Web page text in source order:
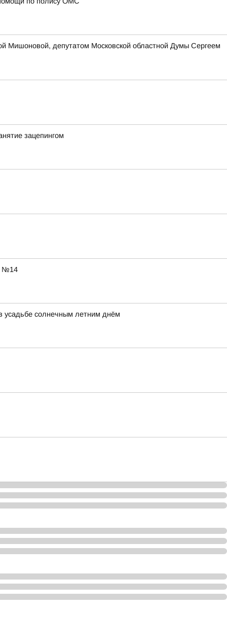
Мишоновой, депутатом Московской областной Думы Сергеем
зацепингом
№14
усадьбе солнечным летним днём